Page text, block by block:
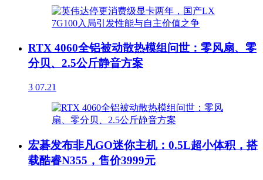
RTX 4060全铝被动散热模组问世：零风扇、零
分贝、2.5公斤静音方案
3 07.21
宏碁发布非凡GO迷你主机：0.5L超小体积，搭
载酷睿N355，售价3999元